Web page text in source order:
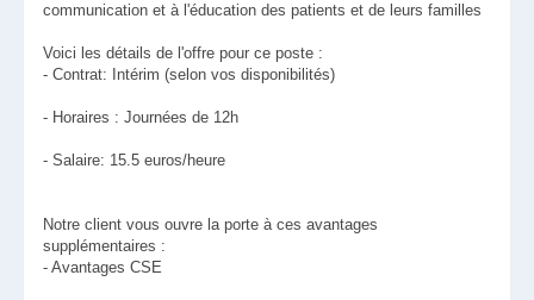
communication et à l'éducation des patients et de leurs familles
Voici les détails de l'offre pour ce poste :
- Contrat: Intérim (selon vos disponibilités)
- Horaires : Journées de 12h
- Salaire: 15.5 euros/heure
Notre client vous ouvre la porte à ces avantages
supplémentaires :
- Avantages CSE